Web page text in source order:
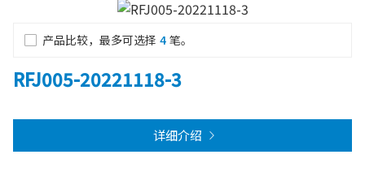
产品比较，最多可选择 4 笔。
RFJ005-20221118-3
详细介绍